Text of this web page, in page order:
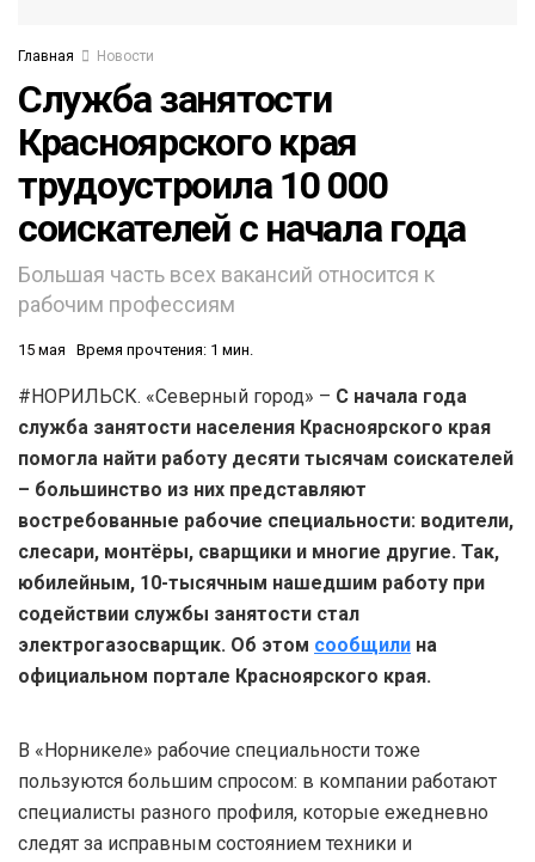
Главная Новости
Служба занятости
Красноярского края
трудоустроила 10 000
соискателей с начала года
Большая часть всех вакансий относится к
рабочим профессиям
15 мая Время прочтения: 1 мин.
#НОРИЛЬСК. «Северный город» – С начала года
служба занятости населения Красноярского края
помогла найти работу десяти тысячам соискателей
– большинство из них представляют
востребованные рабочие специальности: водители,
слесари, монтёры, сварщики и многие другие. Так,
юбилейным, 10-тысячным нашедшим работу при
содействии службы занятости стал
электрогазосварщик. Об этом сообщили на
официальном портале Красноярского края.
В «Норникеле» рабочие специальности тоже
пользуются большим спросом: в компании работают
специалисты разного профиля, которые ежедневно
следят за исправным состоянием техники и